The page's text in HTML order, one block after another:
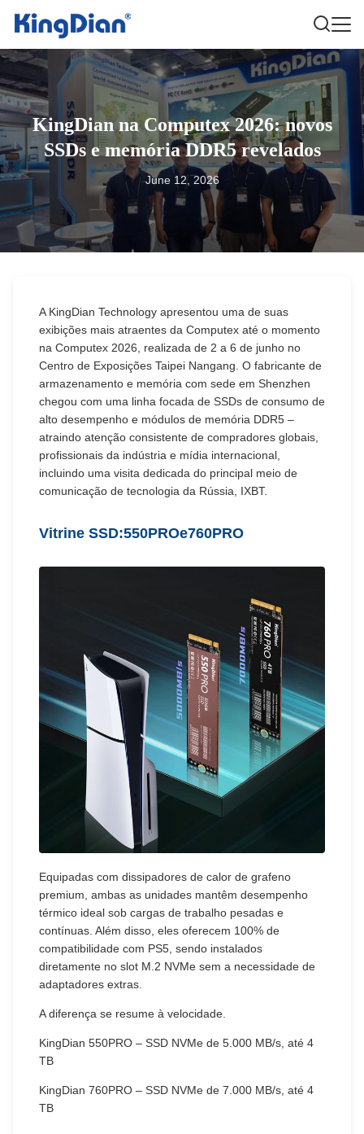
KingDian na Computex 2026: novos
SSDs e memória DDR5 revelados
June 12, 2026
A KingDian Technology apresentou uma de suas
exibições mais atraentes da Computex até o momento
na Computex 2026, realizada de 2 a 6 de junho no
Centro de Exposições Taipei Nangang. O fabricante de
armazenamento e memória com sede em Shenzhen
chegou com uma linha focada de SSDs de consumo de
alto desempenho e módulos de memória DDR5 –
atraindo atenção consistente de compradores globais,
profissionais da indústria e mídia internacional,
incluindo uma visita dedicada do principal meio de
comunicação de tecnologia da Rússia, IXBT.
Vitrine SSD:550PROe760PRO
Equipadas com dissipadores de calor de grafeno
premium, ambas as unidades mantêm desempenho
térmico ideal sob cargas de trabalho pesadas e
contínuas. Além disso, eles oferecem 100% de
compatibilidade com PS5, sendo instalados
diretamente no slot M.2 NVMe sem a necessidade de
adaptadores extras.
A diferença se resume à velocidade.
KingDian 550PRO – SSD NVMe de 5.000 MB/s, até 4
TB
KingDian 760PRO – SSD NVMe de 7.000 MB/s, até 4
TB